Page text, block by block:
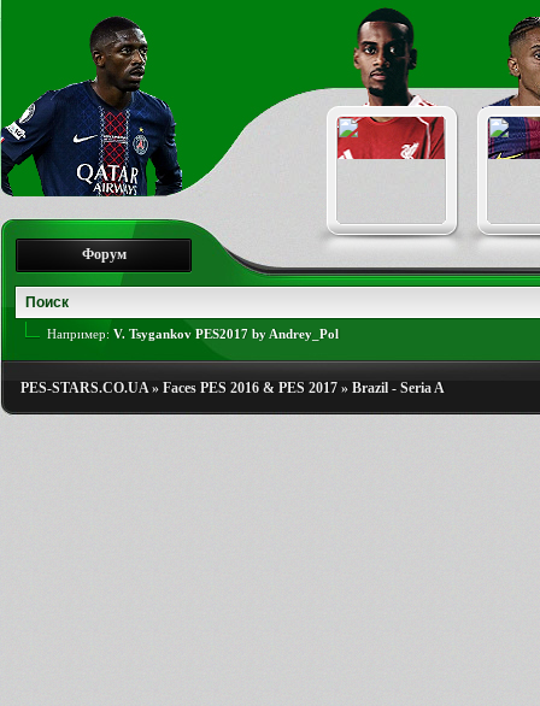
Форум
Например: V. Tsygankov PES2017 by Andrey_Pol
PES-STARS.CO.UA» Faces PES 2016 & PES 2017 » Brazil - Seria A